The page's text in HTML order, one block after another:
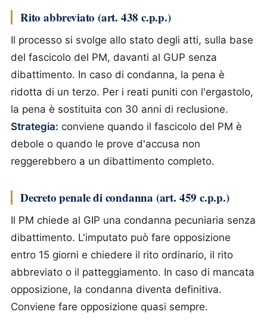
Rito abbreviato (art. 438 c.p.p.)
Il processo si svolge allo stato degli atti, sulla base
del fascicolo del PM, davanti al GUP senza
dibattimento. In caso di condanna, la pena è
ridotta di un terzo. Per i reati puniti con l'ergastolo,
la pena è sostituita con 30 anni di reclusione.
Strategia: conviene quando il fascicolo del PM è
debole o quando le prove d'accusa non
reggerebbero a un dibattimento completo.
Decreto penale di condanna (art. 459 c.p.p.)
Il PM chiede al GIP una condanna pecuniaria senza
dibattimento. L'imputato può fare opposizione
entro 15 giorni e chiedere il rito ordinario, il rito
abbreviato o il patteggiamento. In caso di mancata
opposizione, la condanna diventa definitiva.
Conviene fare opposizione quasi sempre.